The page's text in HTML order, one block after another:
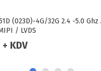
076 Android-LINUX Anakart
KDV